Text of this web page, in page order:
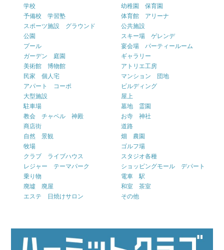
学校
幼稚園 保育園
予備校 学習塾
体育館 アリーナ
スポーツ施設 グラウンド
公共施設
公園
スキー場 ゲレンデ
プール
宴会場 パーティールーム
ガーデン 庭園
ギャラリー
美術館 博物館
アトリエ工房
民家 個人宅
マンション 団地
アパート コーポ
ビルディング
大型施設
屋上
駐車場
墓地 霊園
教会 チャペル 神殿
お寺 神社
商店街
道路
自然 景観
畑 農園
牧場
ゴルフ場
クラブ ライブハウス
スタジオ各種
レジャー テーマパーク
ショッピングモール デパート
乗り物
電車 駅
廃墟 廃屋
和室 茶室
エステ 日焼けサロン
その他